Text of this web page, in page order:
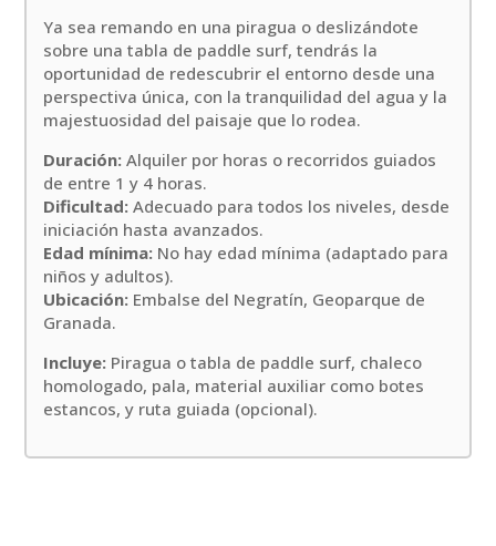
Ya sea remando en una piragua o deslizándote
sobre una tabla de paddle surf, tendrás la
oportunidad de redescubrir el entorno desde una
perspectiva única, con la tranquilidad del agua y la
majestuosidad del paisaje que lo rodea.
Duración: Alquiler por horas o recorridos guiados
de entre 1 y 4 horas.
Dificultad: Adecuado para todos los niveles, desde
iniciación hasta avanzados.
Edad mínima: No hay edad mínima (adaptado para
niños y adultos).
Ubicación: Embalse del Negratín, Geoparque de
Granada.
Incluye: Piragua o tabla de paddle surf, chaleco
homologado, pala, material auxiliar como botes
estancos, y ruta guiada (opcional).